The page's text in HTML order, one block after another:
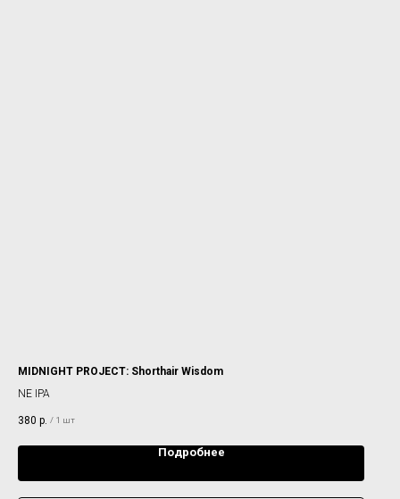
MIDNIGHT PROJECT: Shorthair Wisdom
NE IPA
380 р. / 1 шт
Подробнее